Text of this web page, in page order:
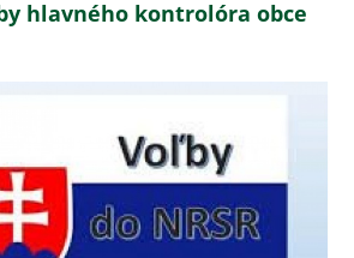
hlavného kontrolóra obce